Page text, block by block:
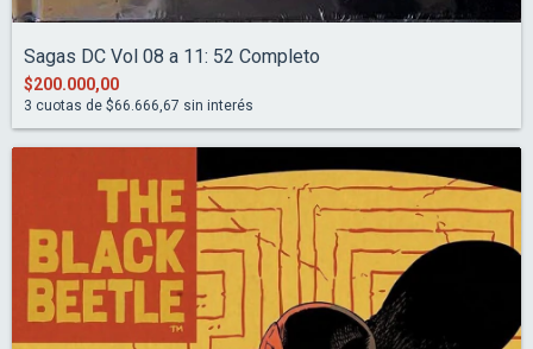
Sagas DC Vol 08 a 11: 52 Completo
$200.000,00
3 cuotas de $66.666,67 sin interés